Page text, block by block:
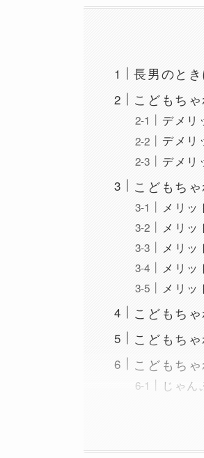
長男のと
こどもち
デメ
デメ
デメ
こどもち
メリ
メリ
メリ
メリ
メリ
こどもち
こどもち
こどもち
じゃ